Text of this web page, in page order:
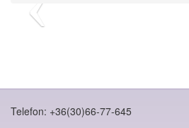
Telefon: +36(30)66-77-645